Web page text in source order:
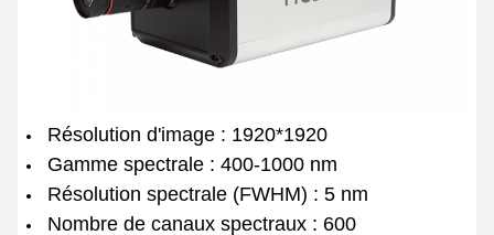
Résolution d'image : 1920*1920
Gamme spectrale : 400-1000 nm
Résolution spectrale (FWHM) : 5 nm
Nombre de canaux spectraux : 600